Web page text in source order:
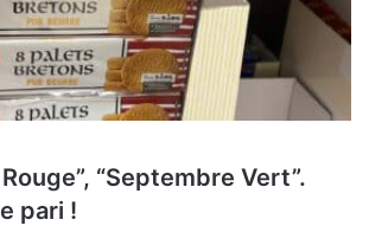
“Septembre Vert”.
pari !